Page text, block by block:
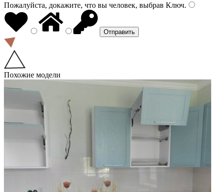
Пожалуйста, докажите, что вы человек, выбрав Ключ.
Похожие модели